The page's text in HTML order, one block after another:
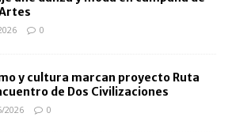
0
y cultura marcan proyecto Ruta
de Dos Civilizaciones
2026 0